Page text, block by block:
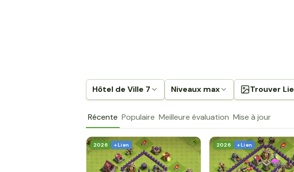
Hôtel de Ville 7 Niveaux max Trouver
Récente Populaire Meilleure évaluation Mise à jour
2026 + Lien 2026 + Lien